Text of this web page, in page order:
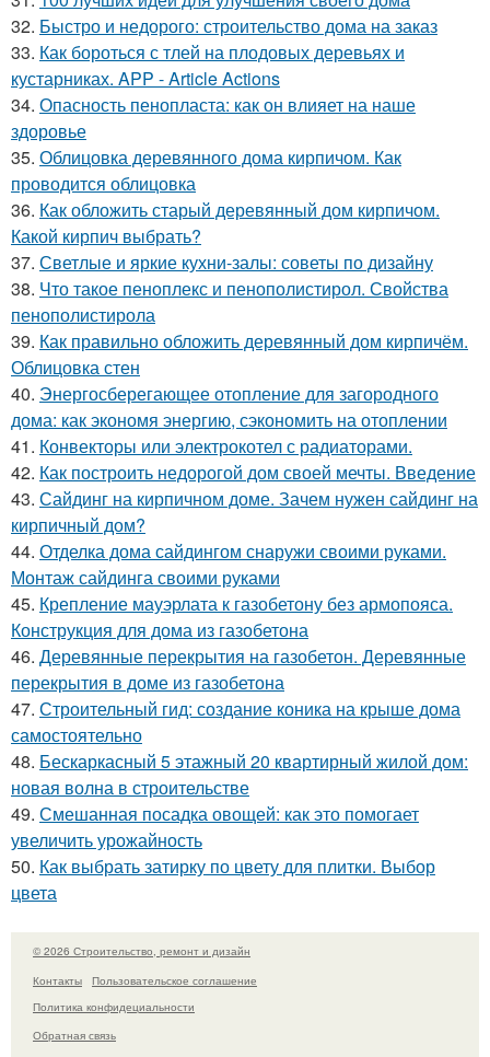
32. Быстро и недорого: строительство дома на заказ
33. Как бороться с тлей на плодовых деревьях и
кустарниках. APP - Article Actions
34. Опасность пенопласта: как он влияет на наше
здоровье
35. Облицовка деревянного дома кирпичом. Как
проводится облицовка
36. Как обложить старый деревянный дом кирпичом.
Какой кирпич выбрать?
37. Светлые и яркие кухни-залы: советы по дизайну
38. Что такое пеноплекс и пенополистирол. Свойства
пенополистирола
39. Как правильно обложить деревянный дом кирпичём.
Облицовка стен
40. Энергосберегающее отопление для загородного
дома: как экономя энергию, сэкономить на отоплении
41. Конвекторы или электрокотел с радиаторами.
42. Как построить недорогой дом своей мечты. Введение
43. Сайдинг на кирпичном доме. Зачем нужен сайдинг на
кирпичный дом?
44. Отделка дома сайдингом снаружи своими руками.
Монтаж сайдинга своими руками
45. Крепление мауэрлата к газобетону без армопояса.
Конструкция для дома из газобетона
46. Деревянные перекрытия на газобетон. Деревянные
перекрытия в доме из газобетона
47. Строительный гид: создание коника на крыше дома
самостоятельно
48. Бескаркасный 5 этажный 20 квартирный жилой дом:
новая волна в строительстве
49. Смешанная посадка овощей: как это помогает
увеличить урожайность
50. Как выбрать затирку по цвету для плитки. Выбор
цвета
© 2026 Строительство, ремонт и дизайн
Контакты
Пользовательское соглашение
Политика конфидециальности
Обратная связь